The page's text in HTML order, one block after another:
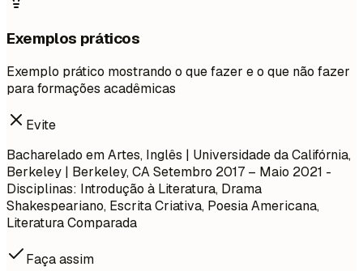
Exemplos práticos
Exemplo prático mostrando o que fazer e o que não fazer
para formações acadêmicas
Evite
Bacharelado em Artes, Inglês | Universidade da Califórnia,
Berkeley | Berkeley, CASetembro 2017 – Maio 2021 -
Disciplinas: Introdução à Literatura, Drama
Shakespeariano, Escrita Criativa, Poesia Americana,
Literatura Comparada
Faça assim